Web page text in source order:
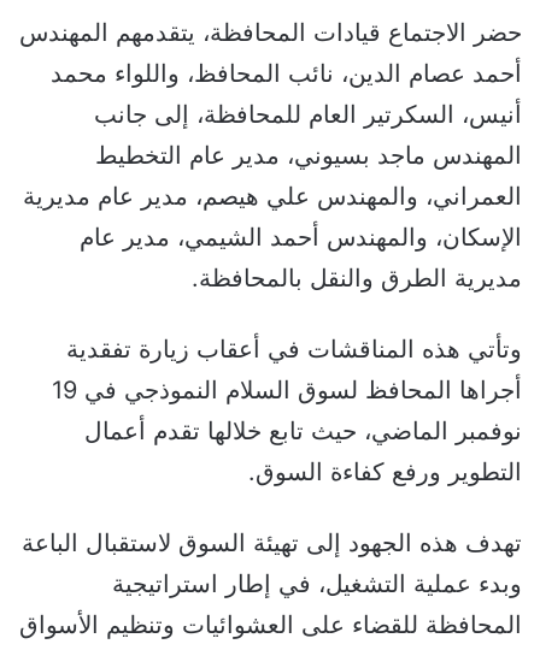
حضر الاجتماع قيادات المحافظة، يتقدمهم المهندس
أحمد عصام الدين، نائب المحافظ، واللواء محمد
أنيس، السكرتير العام للمحافظة، إلى جانب
المهندس ماجد بسيوني، مدير عام التخطيط
العمراني، والمهندس علي هيصم، مدير عام مديرية
الإسكان، والمهندس أحمد الشيمي، مدير عام
مديرية الطرق والنقل بالمحافظة.
وتأتي هذه المناقشات في أعقاب زيارة تفقدية
أجراها المحافظ لسوق السلام النموذجي في 19
نوفمبر الماضي، حيث تابع خلالها تقدم أعمال
التطوير ورفع كفاءة السوق.
تهدف هذه الجهود إلى تهيئة السوق لاستقبال الباعة
وبدء عملية التشغيل، في إطار استراتيجية
المحافظة للقضاء على العشوائيات وتنظيم الأسواق